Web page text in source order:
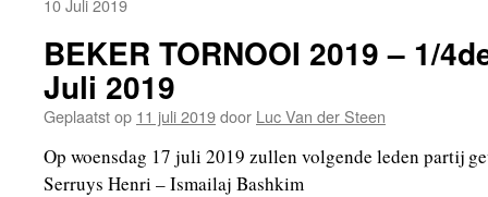
10 Juli 2019
BEKER TORNOOI 2019 – 1/
Juli 2019
Geplaatst op 11 juli 2019door Luc Van der Steen
Op woensdag 17 juli 2019 zullen volgende leden partij
Serruys Henri – Ismailaj Bashkim